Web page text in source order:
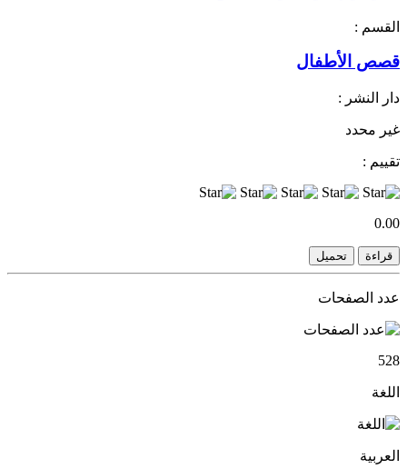
القسم :
قصص الأطفال
دار النشر :
غير محدد
تقييم :
0.00
قراءة تحميل
عدد الصفحات
528
اللغة
العربية